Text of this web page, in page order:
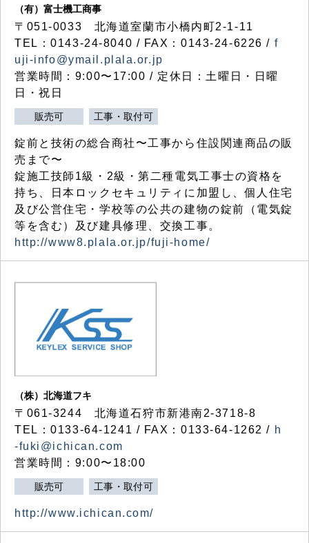
（有）富士機工商事
〒051-0033 北海道室蘭市小橋内町2-1-11
TEL：0143-24-8040 / FAX：0143-24-6226 / f
uji-info@ymail.plala.or.jp
営業時間：9:00〜17:00 / 定休日：土曜日・日曜
日・祝日
販売可 工事・取付可
錠前と技術の総合商社〜工事から住設関連商品の販
売まで〜
錠施工技師1級・2級・第二種電気工事士の資格を
持ち、日本ロックセキュリティに加盟し、個人住宅
及び公営住宅・学校等の公共の建物の錠前（電気錠
等を含む）及び建具修理、交換工事。
http://www8.plala.or.jp/fuji-home/
（株）北海道フキ
〒061-3244 北海道石狩市新港南2-3718-8
TEL：0133-64-1241 / FAX：0133-64-1262 / h
-fuki@ichican.com
営業時間：9:00〜18:00
販売可 工事・取付可
http://www.ichican.com/